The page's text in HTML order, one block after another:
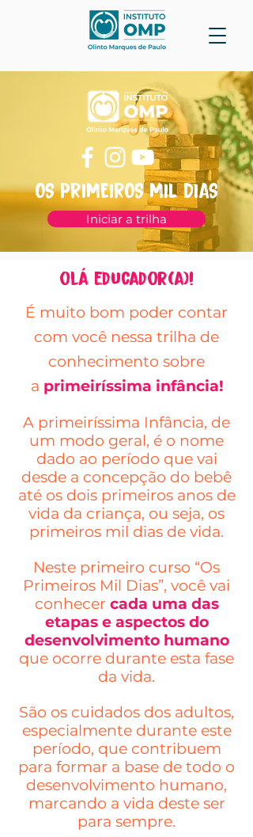
OS PRIMEIROS MIL DIAS
Iniciar a trilha
olá educador(a)!
É muito bom poder contar
com você nessa trilha de
conhecimento sobre
a primeiríssima infância!
A primeiríssima Infância, de
um modo geral, é o nome
dado ao período que vai
desde a concepção do bebê
até os dois primeiros anos de
vida da criança, ou seja, os
primeiros mil dias de vida.
Neste primeiro curso “Os
Primeiros Mil Dias”, você vai
conhecer cada uma das
etapas e aspectos do
desenvolvimento humano
que ocorre durante esta fase
da vida.
São os cuidados dos adultos,
especialmente durante este
período, que contribuem
para formar a base de todo o
desenvolvimento humano,
marcando a vida deste ser
para sempre.